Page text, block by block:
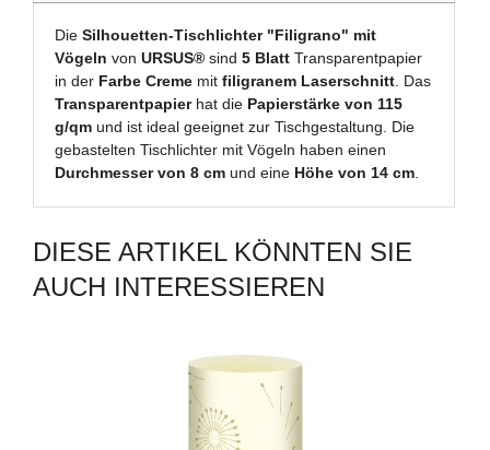
DieSilhouetten-Tischlichter "Filigrano" mit
Vögeln vonURSUS® sind5 Blatt Transparentpapier
in der Farbe Creme mitfiligranem Laserschnitt. Das
Transparentpapierhat die Papierstärke von 115
g/qm und ist ideal geeignet zur Tischgestaltung. Die
gebastelten Tischlichter mit Vögeln haben einen
Durchmesser von 8 cm und eine Höhe von 14 cm.
DIESE ARTIKEL KÖNNTEN SIE
AUCH INTERESSIEREN